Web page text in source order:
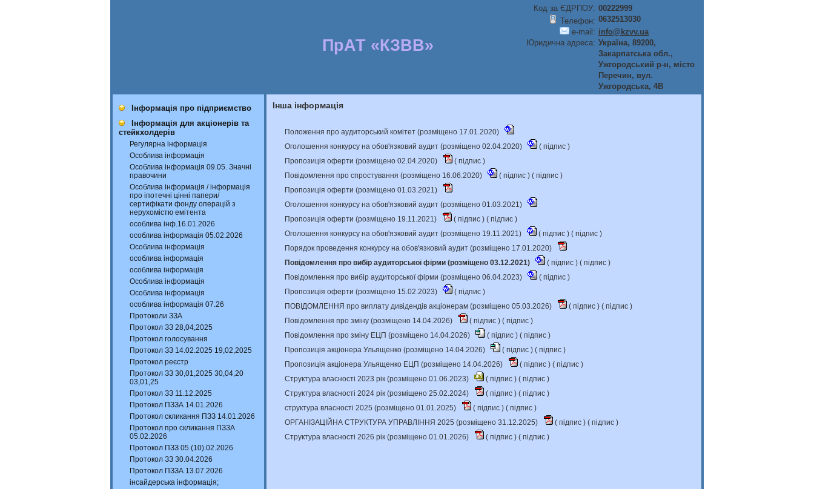
ПрАТ «КЗВВ»
Код за ЄДРПОУ: 00222999
Телефон: 0632513030
e-mail: info@kzvv.ua
Юридична адреса: Україна, 89200,
Закарпатська обл.,
Ужгородський р-н, мiсто
Перечин, вул.
Ужгородська, 4В
Інформація про підприємство
Інформація для акціонерів та
стейкхолдерів
Регулярна інформація
Особлива інформація
Особлива інформація 09.05. Значні
правочини
Особлива інформація / інформація
про іпотечні цінні папери/
сертифікати фонду операцій з
нерухомістю емітента
особлива інф.16.01.2026
особлива інформація 05.02.2026
Особлива інформація
особлива інформація
особлива інформація
Особлива інформація
Особлива інформація
особлива інформація 07.26
Протоколи ЗЗА
Протокол ЗЗ 28,04,2025
Протокол голосування
Протокол ЗЗ 14.02.2025 19,02,2025
Протокол реєстр
Протокол ЗЗ 30,01,2025 30,04,20
03,01,25
Протокол ЗЗ 11.12.2025
Протокол ПЗЗА 14.01.2026
Протокол скликання ПЗЗ 14.01.2026
Протокол про скликання ПЗЗА
05.02.2026
Протокол ПЗЗ 05 (10).02.2026
Протокол ЗЗ 30.04.2026
Протокол ПЗЗА 13.07.2026
інсайдерська інформація;
Інша інформація
Положення про аудиторський комітет (розміщено 17.01.2020)
Оголошення конкурсу на обов'язковий аудит (розміщено 02.04.2020)
( підпис )
Пропозиція оферти (розміщено 02.04.2020)
( підпис )
Повідомлення про спростування (розміщено 16.06.2020)
( підпис ) ( підпис )
Пропозиція оферти (розміщено 01.03.2021)
Оголошення конкурсу на обов'язковий аудит (розміщено 01.03.2021)
Пропозиція оферти (розміщено 19.11.2021)
( підпис ) ( підпис )
Оголошення конкурсу на обов'язковий аудит (розміщено 19.11.2021)
( підпис ) ( підпис )
Порядок проведення конкурсу на обов'язковий аудит (розміщено 17.01.2020)
Повідомлення про вибір аудиторської фірми (розміщено 03.12.2021)
( підпис ) ( підпис )
Повідомлення про вибір аудиторської фірми (розміщено 06.04.2023)
( підпис )
Пропозиція оферти (розміщено 15.02.2023)
( підпис )
ПОВІДОМЛЕННЯ про виплату дивідендів акціонерам (розміщено 05.03.2026)
( підпис ) ( підпис )
Повідомлення про зміну (розміщено 14.04.2026)
( підпис ) ( підпис )
Повідомлення про зміну ЕЦП (розміщено 14.04.2026)
( підпис ) ( підпис )
Пропозиція акціонера Ульященко (розміщено 14.04.2026)
( підпис ) ( підпис )
Пропозиція акціонера Ульященко ЕЦП (розміщено 14.04.2026)
( підпис ) ( підпис )
Структура власності 2023 рік (розміщено 01.06.2023)
( підпис ) ( підпис )
Структура власності 2024 рік (розміщено 25.02.2024)
( підпис ) ( підпис )
структура власності 2025 (розміщено 01.01.2025)
( підпис ) ( підпис )
ОРГАНІЗАЦІЙНА СТРУКТУРА УПРАВЛІННЯ 2025 (розміщено 31.12.2025)
( підпис ) ( підпис )
Структура власності 2026 рік (розміщено 01.01.2026)
( підпис ) ( підпис )